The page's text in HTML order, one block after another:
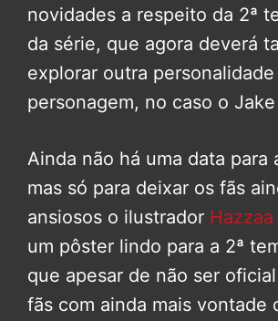
novidades a respeito da 2ª
da série, que agora deverá
explorar outra
personagem, no caso o
Ainda não há uma data para
mas só para deixar os fãs
ansiosos o ilustrador
um pôster lindo para a 2ª
que apesar de não ser
fãs com ainda mais vontade